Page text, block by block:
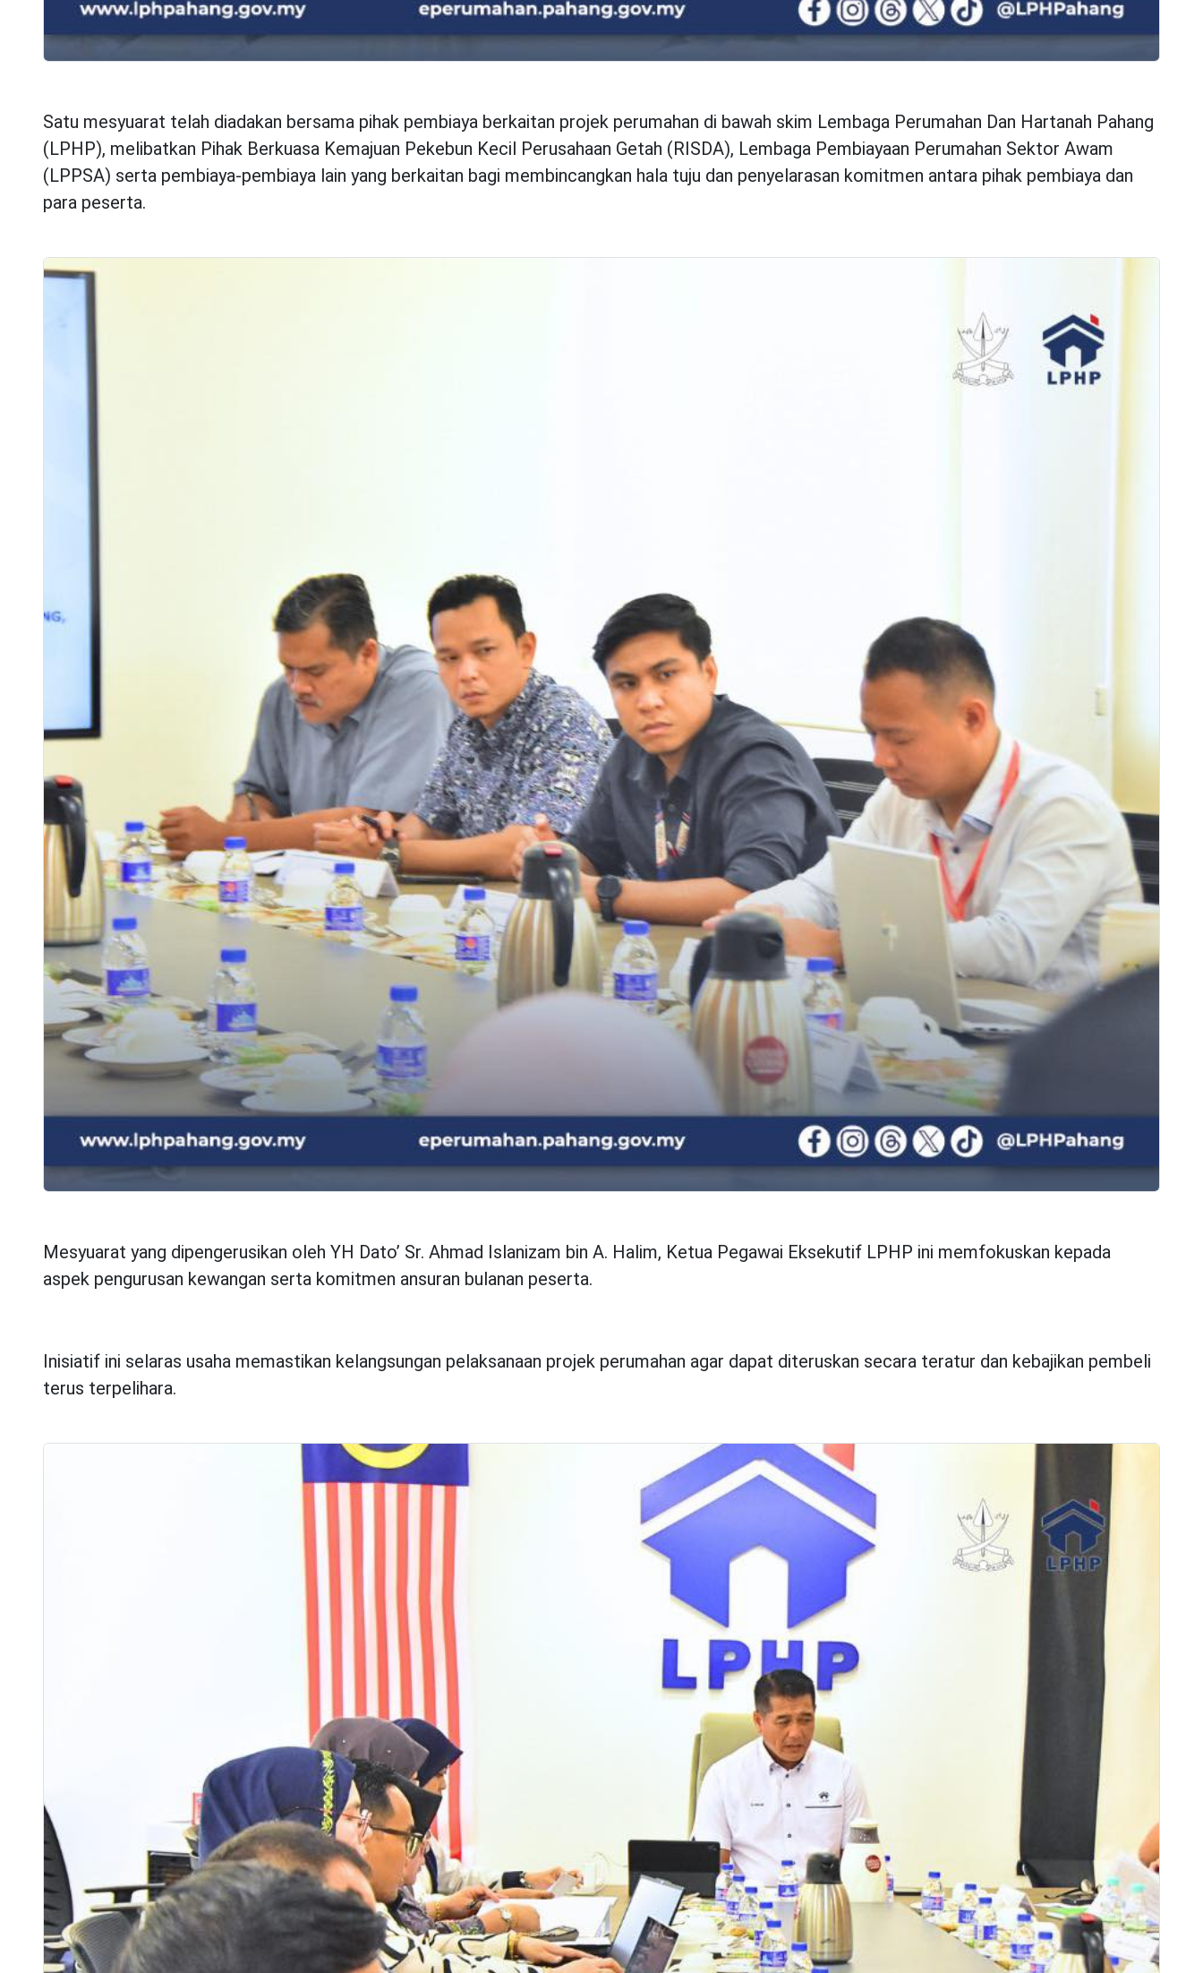
Satu mesyuarat telah diadakan bersama pihak pembiaya berkaitan projek perumahan di bawah skim Lembaga Perumahan Dan Hartanah Pahang
(LPHP), melibatkan Pihak Berkuasa Kemajuan Pekebun Kecil Perusahaan Getah (RISDA), Lembaga Pembiayaan Perumahan Sektor Awam
(LPPSA) serta pembiaya-pembiaya lain yang berkaitan bagi membincangkan hala tuju dan penyelarasan komitmen antara pihak pembiaya dan
para peserta.
Mesyuarat yang dipengerusikan oleh YH Dato’ Sr. Ahmad Islanizam bin A. Halim, Ketua Pegawai Eksekutif LPHP ini memfokuskan kepada
aspek pengurusan kewangan serta komitmen ansuran bulanan peserta.
Inisiatif ini selaras usaha memastikan kelangsungan pelaksanaan projek perumahan agar dapat diteruskan secara teratur dan kebajikan pembeli
terus terpelihara.